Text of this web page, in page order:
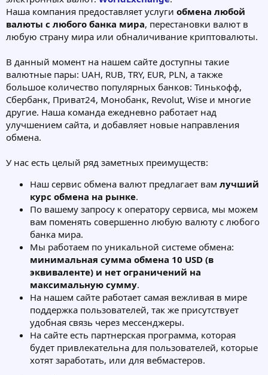
Наша компания предоставляет услуги обмена любой
валюты с любого банка мира, перестановки валют в
любую страну мира или обналичивание криптовалюты.
В данный момент на нашем сайте доступны такие
валютные пары: UAH, RUB, TRY, EUR, PLN, а также
большое количество популярных банков: Тинькофф,
Сбербанк, Приват24, Монобанк, Revolut, Wise и многие
другие. Наша команда ежедневно работает над
улучшением сайта, и добавляет новые направления
обмена.
У нас есть целый ряд заметных преимуществ:
Наш сервис обмена валют предлагает вам лучший
курс обмена на рынке.
По вашему запросу к оператору сервиса, мы можем
вам поменять совершенно любую валюту с любого
банка мира.
Мы работаем по уникальной системе обмена:
минимальная сумма обмена 10 USD (в
эквиваленте) и нет ограничений на
максимальную сумму.
На нашем сайте работает самая вежливая в мире
поддержка пользователей, так же присутствует
удобная связь через мессенджеры.
На сайте есть партнерская программа, которая
будет привлекательна для пользователей, которые
хотят заработать, или для вебмастеров.